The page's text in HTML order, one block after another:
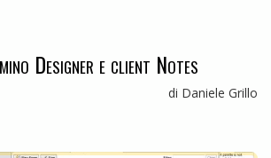
Designer e client Notes
di Daniele Grillo